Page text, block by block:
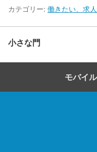
カテゴリー: 働きたい、求
小さな門
モバイ